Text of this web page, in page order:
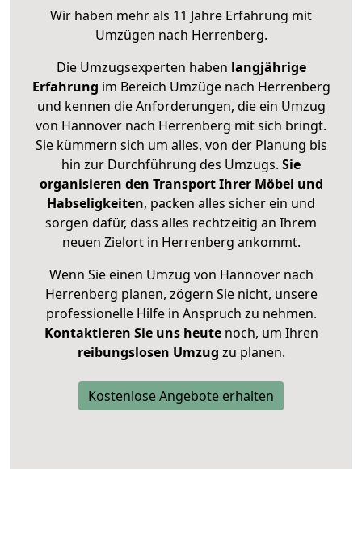
Wir haben mehr als 11 Jahre Erfahrung mit
Umzügen nach Herrenberg.
Die Umzugsexperten haben langjährige
Erfahrung im Bereich Umzüge nach Herrenberg
und kennen die Anforderungen, die ein Umzug
von Hannover nach Herrenberg mit sich bringt.
Sie kümmern sich um alles, von der Planung bis
hin zur Durchführung des Umzugs. Sie
organisieren den Transport Ihrer Möbel und
Habseligkeiten, packen alles sicher ein und
sorgen dafür, dass alles rechtzeitig an Ihrem
neuen Zielort in Herrenberg ankommt.
Wenn Sie einen Umzug von Hannover nach
Herrenberg planen, zögern Sie nicht, unsere
professionelle Hilfe in Anspruch zu nehmen.
Kontaktieren Sie uns heutenoch, um Ihren
reibungslosen Umzug zu planen.
Kostenlose Angebote erhalten